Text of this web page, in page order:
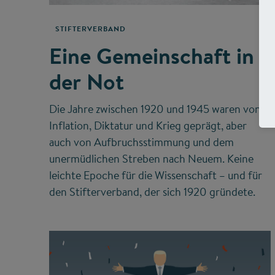
STIFTERVERBAND
Eine Gemeinschaft in
der Not
Die Jahre zwischen 1920 und 1945 waren von
Inflation, Diktatur und Krieg geprägt, aber
auch von Aufbruchsstimmung und dem
unermüdlichen Streben nach Neuem. Keine
leichte Epoche für die Wissenschaft – und für
den Stifterverband, der sich 1920 gründete.